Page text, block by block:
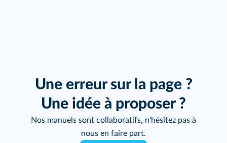
Une erreur sur la page ?
Une idée à proposer ?
Nos manuels sont collaboratifs, n'hésitez pas à
nous en faire part.